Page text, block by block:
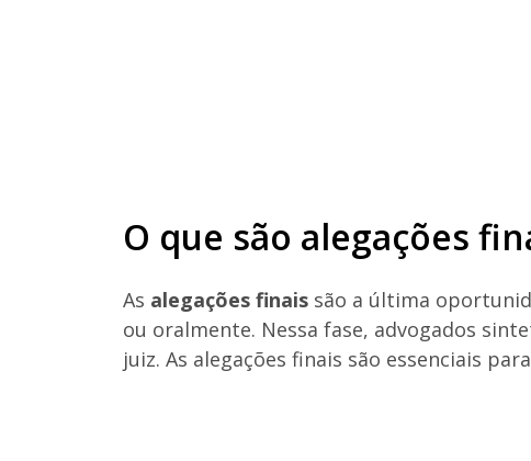
O que são alegações
As alegações finais são a última
ou oralmente. Nessa fase, advogados
juiz. As alegações finais são essenciais